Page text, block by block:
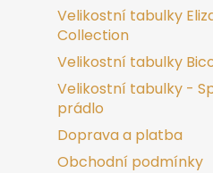
Velikostní tabulky
Collection
Velikostní tabulky
Velikostní tabulky -
prádlo
Doprava a platba
Obchodní podmínky